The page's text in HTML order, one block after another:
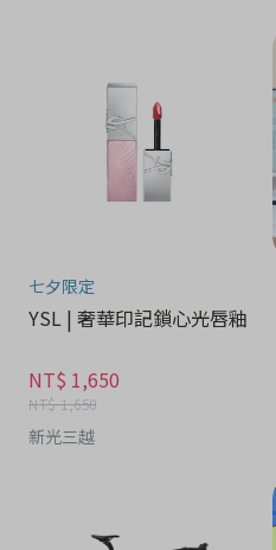
七夕限定
YSL | 奢華印記鎖心光唇釉
NT$ 1,650
NT$ 1,650
新光三越